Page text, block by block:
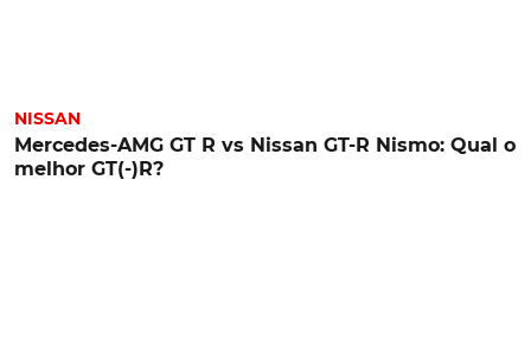
NISSAN
Mercedes-AMG GT R vs Nissan GT-R Nismo: Qual o
melhor GT(-)R?